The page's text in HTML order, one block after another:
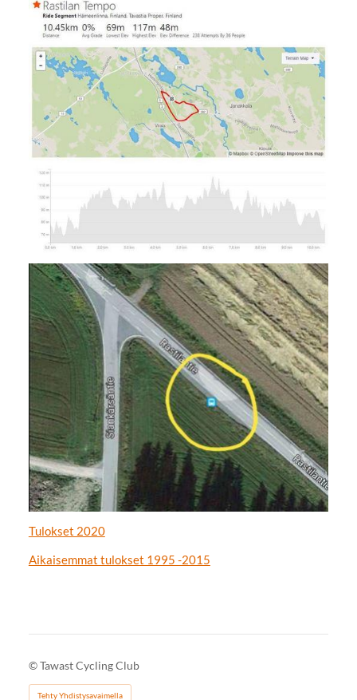
Tulokset 2020
Aikaisemmat tulokset 1995 -2015
©Tawast Cycling Club
Tehty Yhdistysavaimella